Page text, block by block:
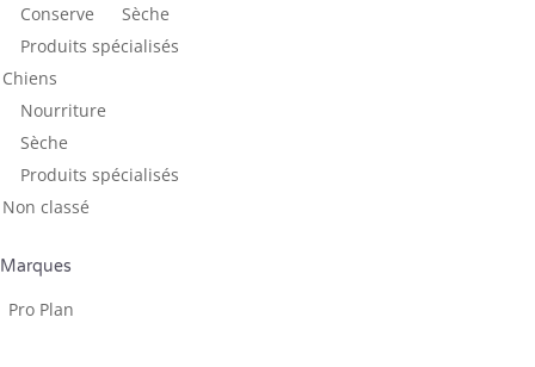
Conserve
Sèche
Produits spécialisés
Chiens
Nourriture
Sèche
Produits spécialisés
Non classé
Marques
Pro Plan